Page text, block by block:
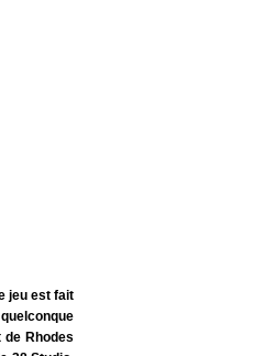
jeu est fait
Rhodes